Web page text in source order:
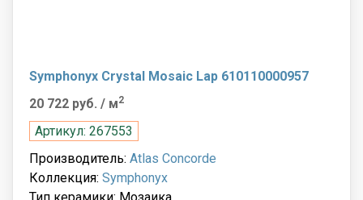
Symphonyx Crystal Mosaic Lap 610110000957
20 722 руб. / м2
Артикул: 267553
Производитель: Atlas Concorde
Коллекция: Symphonyx